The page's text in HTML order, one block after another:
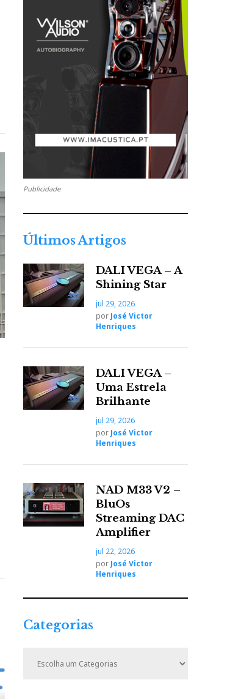
Publicidade
Últimos Artigos
DALI VEGA – A
Shining Star
jul 29, 2026
por José Victor
Henriques
DALI VEGA –
Uma Estrela
Brilhante
jul 29, 2026
por José Victor
Henriques
NAD M33 V2 –
BluOs
Streaming DAC
Amplifier
jul 22, 2026
por José Victor
Henriques
Categorias